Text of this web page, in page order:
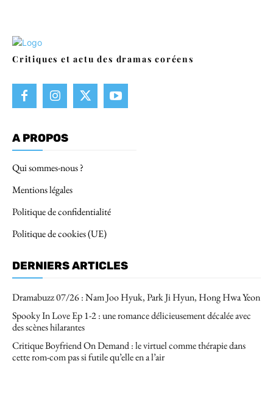
Critiques et actu des dramas coréens
A PROPOS
Qui sommes-nous ?
Mentions légales
Politique de confidentialité
Politique de cookies (UE)
DERNIERS ARTICLES
Dramabuzz 07/26 : Nam Joo Hyuk, Park Ji Hyun, Hong Hwa Yeon
Spooky In Love Ep 1-2 : une romance délicieusement décalée avec
des scènes hilarantes
Critique Boyfriend On Demand : le virtuel comme thérapie dans
cette rom-com pas si futile qu’elle en a l’air